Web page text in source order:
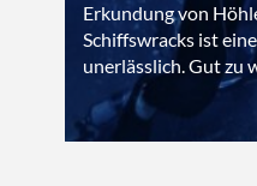
Erkundung von
Schiffswracks ist
unerlässlich. Gut zu